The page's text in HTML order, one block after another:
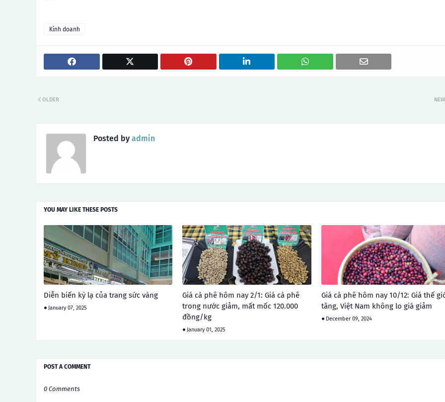
Kinh doanh
OLDER
Posted by admin
YOU MAY LIKE THESE POSTS
Diễn biến kỳ lạ của trang sức vàng
January 07, 2025
Giá cà phê hôm nay 2/1: Giá cà phê
trong nước giảm, mất mốc 120.000
đồng/kg
January 01, 2025
Giá cà phê hôm nay 10/12: Giá thế
tăng, Việt Nam không lo giá giảm
December 09, 2024
POST A COMMENT
0 Comments